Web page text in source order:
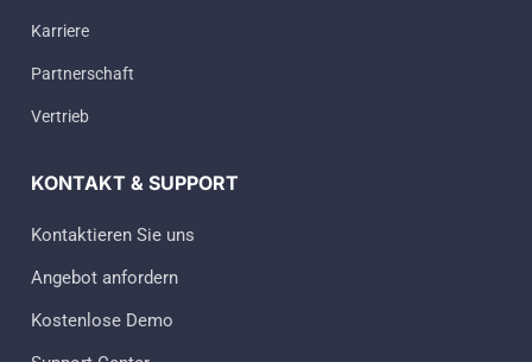
Karriere
Partnerschaft
Vertrieb
KONTAKT & SUPPORT
Kontaktieren Sie uns
Angebot anfordern
Kostenlose Demo